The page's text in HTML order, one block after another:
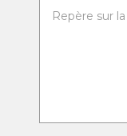
Repère sur